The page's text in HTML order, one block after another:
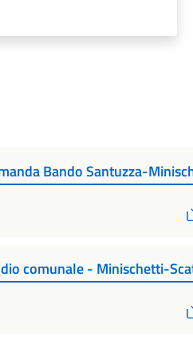
Bando Santuzza-
comunale - Minischetti-